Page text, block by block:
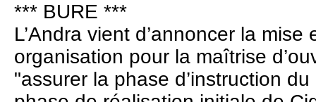
*** BURE ***
L’Andra vient d’annoncer la mise
organisation pour la maîtrise
"assurer la phase d’instruction